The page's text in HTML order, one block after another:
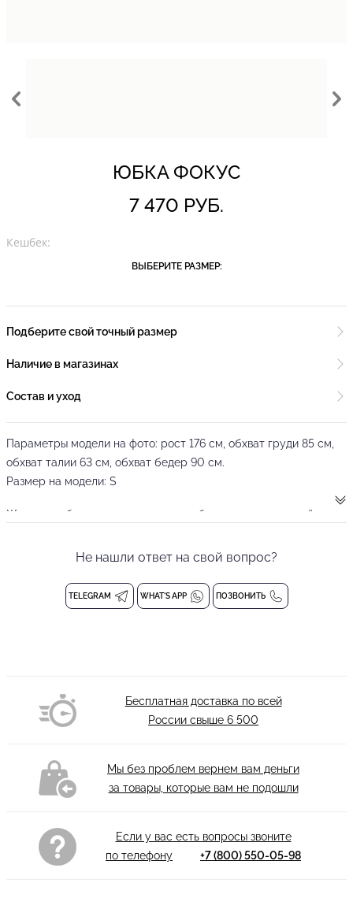
ЮБКА ФОКУС
7 470 РУБ.
Кешбек:
ВЫБЕРИТЕ РАЗМЕР:
Подберите свой точный размер
Наличие в магазинах
Состав и уход
Параметры модели на фото: рост 176 см, обхват груди 85 см,
обхват талии 63 см, обхват бедер 90 см.
Размер на модели: S
Женская юбка ярко-алого цвета от бренда танцевальной
материала, который обеспечивает идеальную посадку, не
интенсивных тренировок. Модель объединяет
функциональность танцевальной одежды с эстетикой лучших
максимального комфорта и уверенности на паркете. Юбка
дополнена практичными вшитыми шортиками, которые
фигур и надежно предотвращают перекручивание изделия во
время активных движений. Вшитый регилин по подолу
сохраняет четкую форму юбки, добавляя ей структурности и
любого образа. Глубокий вырез по бедру открывает ногу,
добавляя образу смелости и чувственности, а также визуально
Не нашли ответ на свой вопрос?
TELEGRAM WHAT'S APP ПОЗВОНИТЬ
Бесплатная доставка по всей
России свыше 6 500
Мы без проблем вернем вам деньги
за товары, которые вам не подошли
Если у вас есть вопросы звоните
по телефону
+7 (800) 550-05-98